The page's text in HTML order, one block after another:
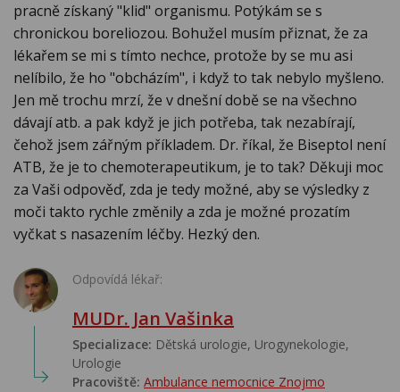
pracně získaný "klid" organismu. Potýkám se s
chronickou boreliozou. Bohužel musím přiznat, že za
lékařem se mi s tímto nechce, protože by se mu asi
nelíbilo, že ho "obcházím", i když to tak nebylo myšleno.
Jen mě trochu mrzí, že v dnešní době se na všechno
dávají atb. a pak když je jich potřeba, tak nezabírají,
čehož jsem zářným příkladem. Dr. říkal, že Biseptol není
ATB, že je to chemoterapeutikum, je to tak? Děkuji moc
za Vaši odpověď, zda je tedy možné, aby se výsledky z
moči takto rychle změnily a zda je možné prozatím
vyčkat s nasazením léčby. Hezký den.
Odpovídá lékař:
MUDr. Jan Vašinka
Specializace: Dětská urologie, Urogynekologie,
Urologie‎
Pracoviště: Ambulance nemocnice Znojmo